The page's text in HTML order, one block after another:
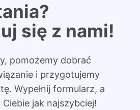
się z nami!
pomożemy dobrać
i przygotujemy
Wypełnij formularz, a
jak najszybciej!